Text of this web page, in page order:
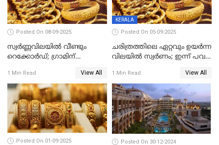
Posted On 08-09-2025
സ്വർണ്ണവിലയിൽ വീണ്ടും
റെക്കോർഡ്; ഗ്രാമിന്
രൂപ മാത്രം കുറവ്
1 Min Read View All
KERALA
Posted On 05-09-2025
ചരിത്രത്തിലെ ഏറ്റവും ഉയർന്ന
വിലയിൽ സ്വർണം; ഇന്ന് പവന്
1 Min Read View All
Posted On 01-09-2025 Posted On 30-12-2024